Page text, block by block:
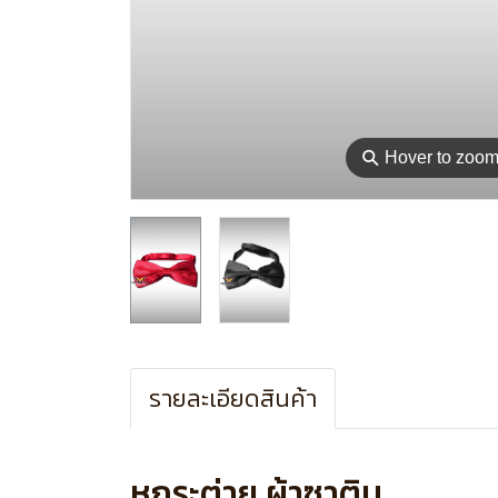
⚲ Hover to zoom
รายละเอียดสินค้า